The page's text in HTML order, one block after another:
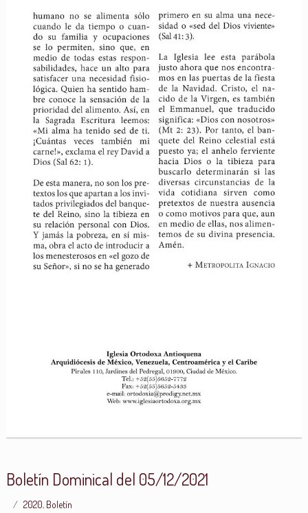
Boletín Dominical del 05/12/2021
2020, Boletín